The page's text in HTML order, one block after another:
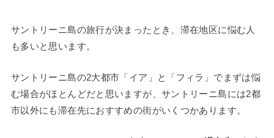
サントリーニ島の旅行が決まったとき、滞在地区に悩む人
も多いと思います。
サントリーニ島の2大都市「イア」と「フィラ」でまずは悩
む場合がほとんどだと思いますが、サントリーニ島には2都
市以外にも滞在先におすすめの街がいくつかあります。